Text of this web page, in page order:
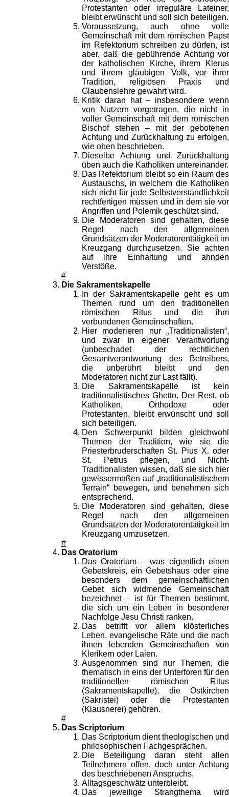
Protestanten oder irreguläre Lateiner,
bleibt erwünscht und soll sich beteiligen.
Voraussetzung, auch ohne volle
Gemeinschaft mit dem römischen Papst
im Refektorium schreiben zu dürfen, ist
aber, daß die gebührende Achtung vor
der katholischen Kirche, ihrem Klerus
und ihrem gläubigen Volk, vor ihrer
Tradition, religiösen Praxis und
Glaubenslehre gewahrt wird.
Kritik daran hat – insbesondere wenn
von Nutzern vorgetragen, die nicht in
voller Gemeinschaft mit dem römischen
Bischof stehen – mit der gebotenen
Achtung und Zurückhaltung zu erfolgen,
wie oben beschrieben.
Dieselbe Achtung und Zurückhaltung
üben auch die Katholiken untereinander.
Das Refektorium bleibt so ein Raum des
Austauschs, in welchem die Katholiken
sich nicht für jede Selbstverständlichkeit
rechtfertigen müssen und in dem sie vor
Angriffen und Polemik geschützt sind.
Die Moderatoren sind gehalten, diese
Regel nach den allgemeinen
Grundsätzen der Moderatorentätigkeit im
Kreuzgang durchzusetzen. Sie achten
auf ihre Einhaltung und ahnden
Verstöße.
#
Die Sakramentskapelle
In der Sakramentskapelle geht es um
Themen rund um den traditionellen
römischen Ritus und die ihm
verbundenen Gemeinschaften.
Hier moderieren nur „Traditionalisten“,
und zwar in eigener Verantwortung
(unbeschadet der rechtlichen
Gesamtverantwortung des Betreibers,
die unberührt bleibt und den
Moderatoren nicht zur Last fällt).
Die Sakramentskapelle ist kein
traditionalistisches Ghetto. Der Rest, ob
Katholiken, Orthodoxe oder
Protestanten, bleibt erwünscht und soll
sich beteiligen.
Den Schwerpunkt bilden gleichwohl
Themen der Tradition, wie sie die
Priesterbruderschaften St. Pius X. oder
St. Petrus pflegen, und Nicht-
Traditionalisten wissen, daß sie sich hier
gewissermaßen auf „traditionalistischem
Terrain“ bewegen, und benehmen sich
entsprechend.
Die Moderatoren sind gehalten, diese
Regel nach den allgemeinen
Grundsätzen der Moderatorentätigkeit im
Kreuzgang umzusetzen.
#
Das Oratorium
Das Oratorium – was eigentlich einen
Gebetskreis, ein Gebetshaus oder eine
besonders dem gemeinschaftlichen
Gebet sich widmende Gemeinschaft
bezeichnet – ist für Themen bestimmt,
die sich um ein Leben in besonderer
Nachfolge Jesu Christi ranken.
Das betrifft vor allem klösterliches
Leben, evangelische Räte und die nach
ihnen lebenden Gemeinschaften von
Klerikern oder Laien.
Ausgenommen sind nur Themen, die
thematisch in eins der Unterforen für den
traditionellen römischen Ritus
(Sakramentskapelle), die Ostkirchen
(Sakristei) oder die Protestanten
(Klausnerei) gehören.
#
Das Scriptorium
Das Scriptorium dient theologischen und
philosophischen Fachgesprächen.
Die Beteiligung daran steht allen
Teilnehmern offen, doch unter Achtung
des beschriebenen Anspruchs.
Alltagsgeschwätz unterbleibt.
Das jeweilige Strangthema wird